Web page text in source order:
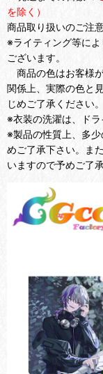
を除く）
商品取り扱いのご注意
※ライティング等に
ございます。
商品の色はお客様
関係上、実際の色と
じめご了承ください。
※衣装の洗濯は、ドラ
※製品の性質上、多
めご了承下さい。ま
いますので予めご了承